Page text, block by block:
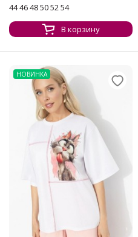
44 46 48 50 52 54
В корзину
НОВИНКА